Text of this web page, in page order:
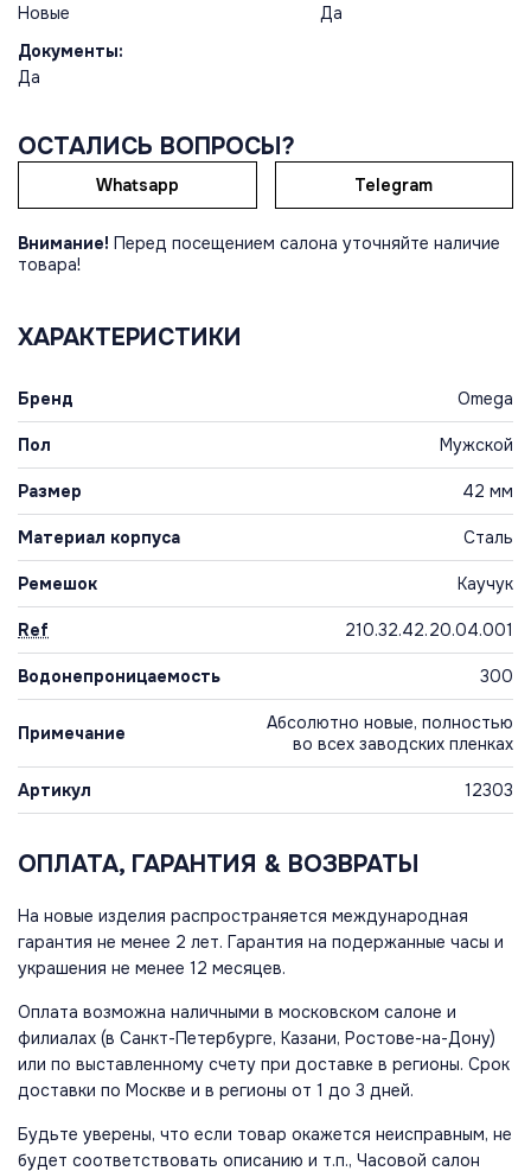
Новые
Да
Документы:
Да
ОСТАЛИСЬ ВОПРОСЫ?
Whatsapp Telegram
Внимание! Перед посещением салона уточняйте наличие
товара!
ХАРАКТЕРИСТИКИ
Бренд Omega
Пол Мужской
Размер 42 мм
Материал корпуса Сталь
Ремешок Каучук
Ref 210.32.42.20.04.001
Водонепроницаемость 300
Примечание
Абсолютно новые, полностью
во всех заводских пленках
Артикул 12303
ОПЛАТА, ГАРАНТИЯ & ВОЗВРАТЫ
На новые изделия распространяется международная
гарантия не менее 2 лет. Гарантия на подержанные часы и
украшения не менее 12 месяцев.
Оплата возможна наличными в московском салоне и
филиалах (в Санкт-Петербурге, Казани, Ростове-на-Дону)
или по выставленному счету при доставке в регионы. Срок
доставки по Москве и в регионы от 1 до 3 дней.
Будьте уверены, что если товар окажется неисправным, не
будет соответствовать описанию и т.п., Часовой салон